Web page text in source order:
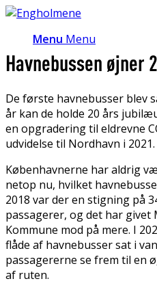
Menu Menu
Havnebussen øjner
De første havnebusser blev
år kan de holde 20 års
en opgradering til eldrevne
udvidelse til Nordhavn i 2021.
Københavnerne har aldrig
netop nu, hvilket
2018 var der en stigning på
passagerer, og det har givet
Kommune mod på mere. I
flåde af havnebusser sat i
passagererne se frem til en
af ruten.